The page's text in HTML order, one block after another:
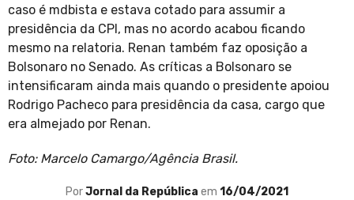
caso é mdbista e estava cotado para assumir a
presidência da CPI, mas no acordo acabou ficando
mesmo na relatoria. Renan também faz oposição a
Bolsonaro no Senado. As críticas a Bolsonaro se
intensificaram ainda mais quando o presidente apoiou
Rodrigo Pacheco para presidência da casa, cargo que
era almejado por Renan.
Foto: Marcelo Camargo/Agência Brasil.
PorJornal da República em 16/04/2021